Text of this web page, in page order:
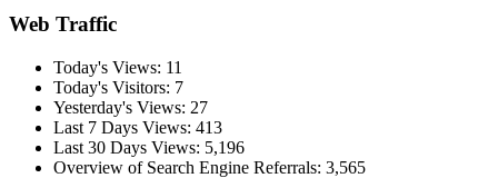
Web Traffic
Today's Views: 11
Today's Visitors: 7
Yesterday's Views: 27
Last 7 Days Views: 413
Last 30 Days Views: 5,196
Overview of Search Engine Referrals: 3,565